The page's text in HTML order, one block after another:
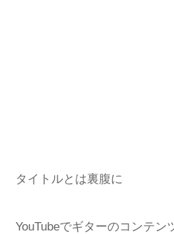
タイトルとは裏腹に
YouTubeでギターのコンテン